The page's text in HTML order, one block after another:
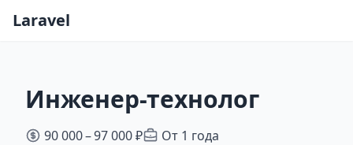
Laravel
Инженер-технолог
90 000 – 97 000 ₽
От 1 года